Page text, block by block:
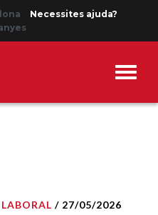
Necessites ajuda?
/ 27/05/2026